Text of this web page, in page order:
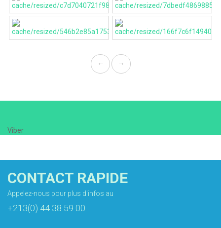
Viber
CONTACT RAPIDE
Appelez-nous pour plus d'infos au
+213(0) 44 38 59 00